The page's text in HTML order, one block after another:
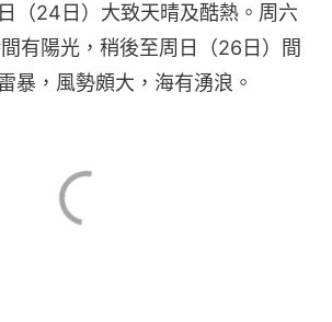
（24日）大致天晴及酷熱。周六
間有陽光，稍後至周日（26日）間
暴，風勢頗大，海有湧浪。